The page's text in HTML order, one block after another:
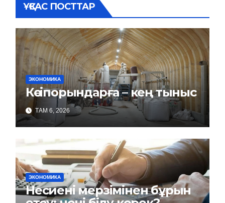
ҰҚСАС ПОСТТАР
ЭКОНОМИКА
Кәсіпорындарға – кең тыныс
ТАМ 6, 2026
ЭКОНОМИКА
Несиені мерзімінен бұрын